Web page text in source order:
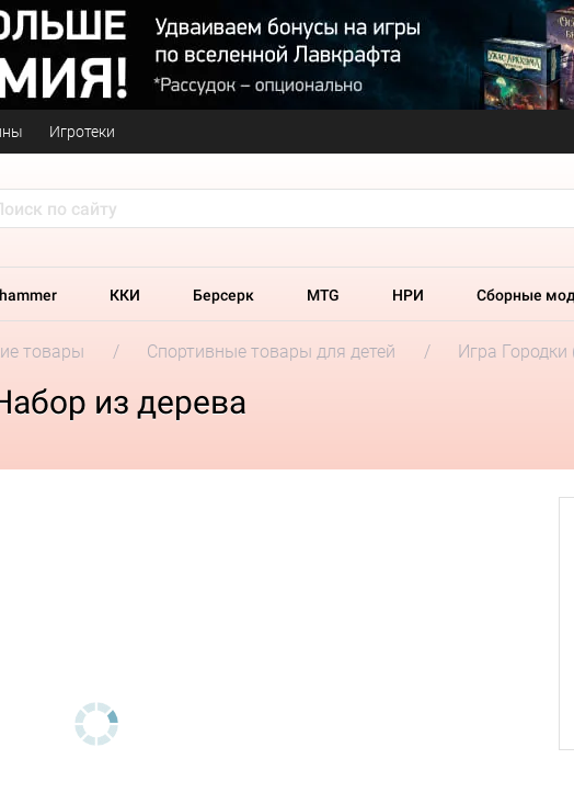
Игротеки
ККИ Берсерк MTG НРИ Сборные
товары Спортивные товары для детей Игра
из дерева